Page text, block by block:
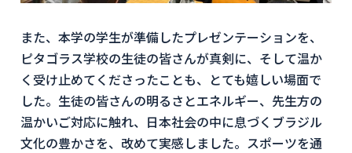
また、本学の学生が準備したプレゼンテーションを、
ピタゴラス学校の生徒の皆さんが真剣に、そして温か
く受け止めてくださったことも、とても嬉しい場面で
した。生徒の皆さんの明るさとエネルギー、先生方の
温かいご対応に触れ、日本社会の中に息づくブラジル
文化の豊かさを、改めて実感しました。スポーツを通